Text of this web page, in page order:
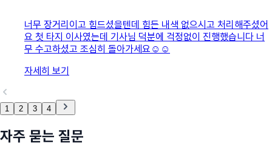
너무 장거리이고 힘드셨을텐데 힘든 내색 없으시고 처리해주셨어
요 첫 타지 이사였는데 기사님 덕분에 걱정없이 진행했습니다 너
무 수고하셨고 조심히 돌아가세요☺️☺️
자세히 보기
1 2 3 4
자주 묻는 질문